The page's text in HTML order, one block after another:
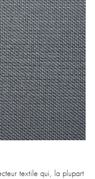
textile qui, la plupart